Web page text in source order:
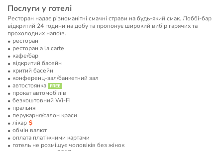
Послуги у готелі
Ресторан надає різноманітні смачні страви на будь-який смак. Лоббі-бар
відкритий 24 години на добу та пропонує широкий вибір гарячих та
прохолодних напоїв.
ресторан
ресторан a la carte
кафе/бар
відкритий басейн
критий басейн
конференц-зал/банкетний зал
автостоянка
прокат автомобілів
безкоштовний Wi-Fi
пральня
перукарня/салон краси
лікар
обмін валют
оплата платіжними картами
готель не розміщує чоловіків без жінок